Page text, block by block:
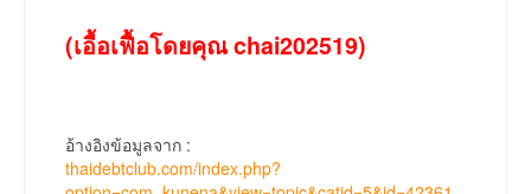
(เอื้อเฟื้อโดยคุณ chai202519)
อ้างอิงข้อมูลจาก :
thaidebtclub.com/index.php?